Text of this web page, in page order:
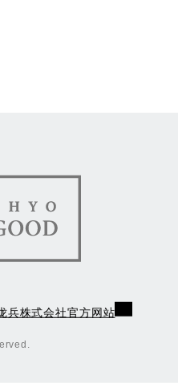
兵株式会社官方网站